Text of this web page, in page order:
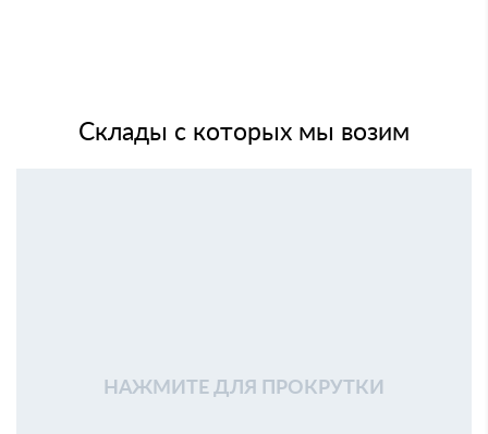
Склады с которых мы возим
НАЖМИТЕ ДЛЯ ПРОКРУТКИ